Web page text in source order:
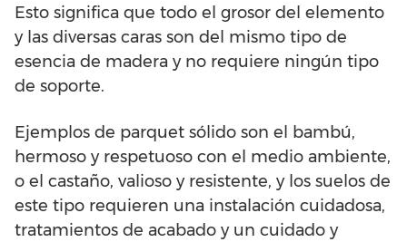
Esto significa que todo el grosor del elemento
y las diversas caras son del mismo tipo de
esencia de madera y no requiere ningún tipo
de soporte.
Ejemplos de parquet sólido son el bambú,
hermoso y respetuoso con el medio ambiente,
o el castaño, valioso y resistente, y los suelos de
este tipo requieren una instalación cuidadosa,
tratamientos de acabado y un cuidado y